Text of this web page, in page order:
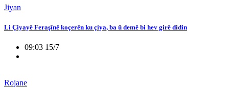
Jiyan
Li Çiyayê Feraşînê koçerên ku çiya, ba û demê bi hev girê didin
09:03 15/7
Rojane